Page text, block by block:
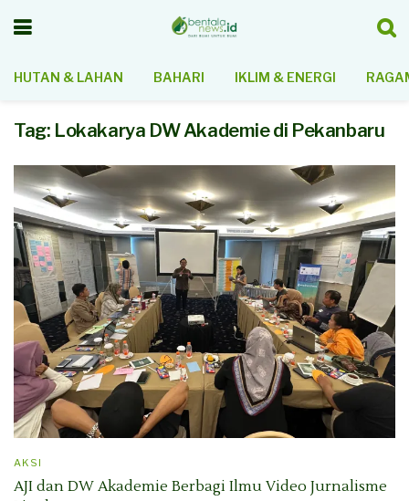
HUTAN & LAHAN BAHARI IKLIM & ENERGI
Tag: Lokakarya DW Akademie di Pekanbaru
AKSI
AJI dan DW Akademie Berbagi Ilmu Video Jurnalisme